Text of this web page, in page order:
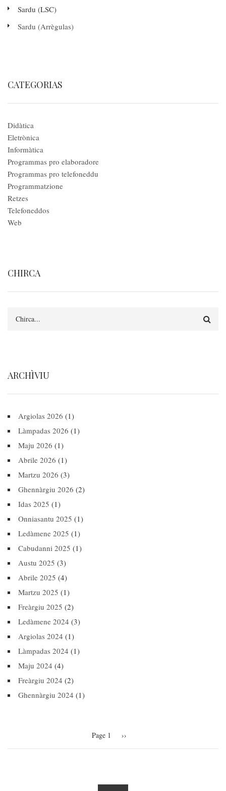
Sardu (LSC)
Sardu (Arrègulas)
CATEGORIAS
Didàtica
Eletrònica
Informàtica
Programmas pro elaboradore
Programmas pro telefoneddu
Programmatzione
Retzes
Telefoneddos
Web
CHIRCA
ARCHÌVIU
Argiolas 2026 (1)
Làmpadas 2026 (1)
Maju 2026 (1)
Abrile 2026 (1)
Martzu 2026 (3)
Ghennàrgiu 2026 (2)
Idas 2025 (1)
Onniasantu 2025 (1)
Ledàmene 2025 (1)
Cabudanni 2025 (1)
Austu 2025 (3)
Abrile 2025 (4)
Martzu 2025 (1)
Freàrgiu 2025 (2)
Ledàmene 2024 (3)
Argiolas 2024 (1)
Làmpadas 2024 (1)
Maju 2024 (4)
Freàrgiu 2024 (2)
Ghennàrgiu 2024 (1)
Page 1 Next
››